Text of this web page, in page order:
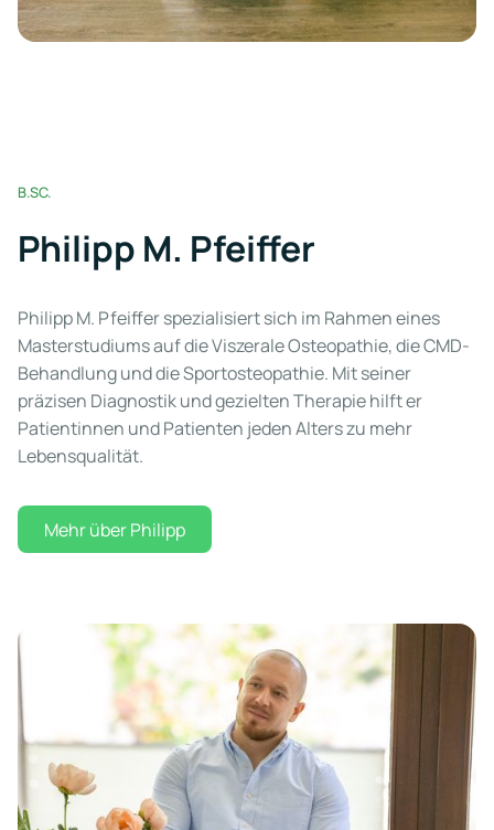
B.SC.
Philipp M. Pfeiffer
Philipp M. Pfeiffer spezialisiert sich im Rahmen eines
Masterstudiums auf die Viszerale Osteopathie, die CMD-
Behandlung und die Sportosteopathie. Mit seiner
präzisen Diagnostik und gezielten Therapie hilft er
Patientinnen und Patienten jeden Alters zu mehr
Lebensqualität.
Mehr über Philipp